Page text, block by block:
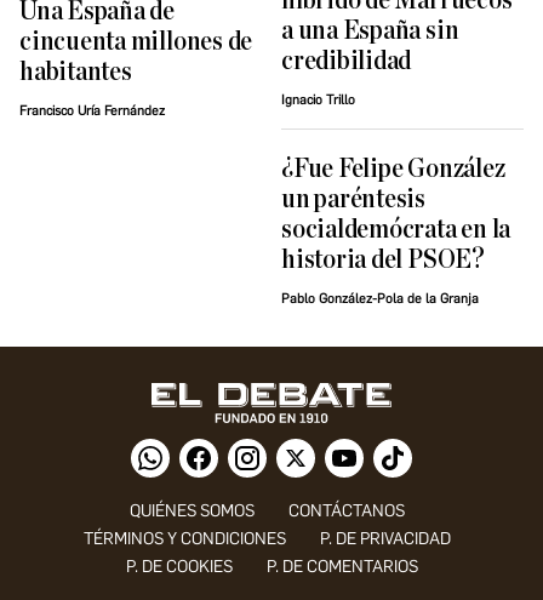
Una España de
cincuenta millones de
habitantes
Francisco Uría Fernández
a una España sin
credibilidad
Ignacio Trillo
¿Fue Felipe González
un paréntesis
socialdemócrata en la
historia del PSOE?
Pablo González-Pola de la Granja
QUIÉNES SOMOS
CONTÁCTANOS
TÉRMINOS Y CONDICIONES
P. DE PRIVACIDAD
P. DE COOKIES
P. DE COMENTARIOS